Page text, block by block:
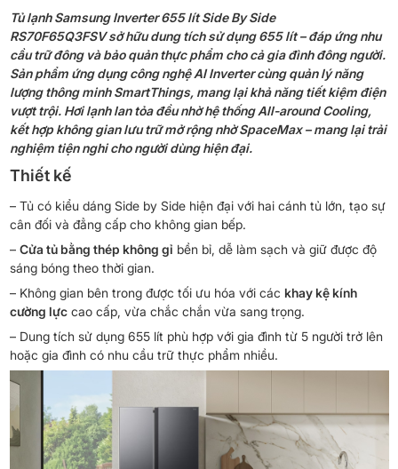
Tủ lạnh Samsung Inverter 655 lít Side By Side
RS70F65Q3FSV sở hữu dung tích sử dụng 655 lít – đáp ứng nhu
cầu trữ đông và bảo quản thực phẩm cho cả gia đình đông người.
Sản phẩm ứng dụng công nghệ AI Inverter cùng quản lý năng
lượng thông minh SmartThings, mang lại khả năng tiết kiệm điện
vượt trội. Hơi lạnh lan tỏa đều nhờ hệ thống All-around Cooling,
kết hợp không gian lưu trữ mở rộng nhờ SpaceMax – mang lại trải
nghiệm tiện nghi cho người dùng hiện đại.
Thiết kế
– Tủ có kiểu dáng Side by Side hiện đại với hai cánh tủ lớn, tạo sự
cân đối và đẳng cấp cho không gian bếp.
– Cửa tủ bằng thép không gỉ bền bỉ, dễ làm sạch và giữ được độ
sáng bóng theo thời gian.
– Không gian bên trong được tối ưu hóa với các khay kệ kính
cường lựccao cấp, vừa chắc chắn vừa sang trọng.
– Dung tích sử dụng 655 lít phù hợp với gia đình từ 5 người trở lên
hoặc gia đình có nhu cầu trữ thực phẩm nhiều.